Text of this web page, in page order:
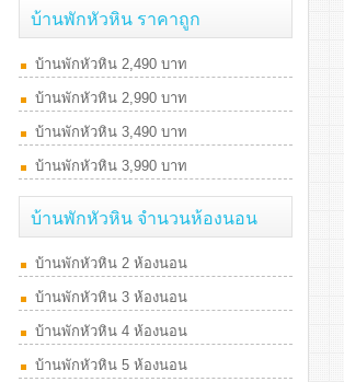
บ้านพักหัวหิน ราคาถูก
บ้านพักหัวหิน 2,490 บาท
บ้านพักหัวหิน 2,990 บาท
บ้านพักหัวหิน 3,490 บาท
บ้านพักหัวหิน 3,990 บาท
บ้านพักหัวหิน จำนวนห้องนอน
บ้านพักหัวหิน 2 ห้องนอน
บ้านพักหัวหิน 3 ห้องนอน
บ้านพักหัวหิน 4 ห้องนอน
บ้านพักหัวหิน 5 ห้องนอน